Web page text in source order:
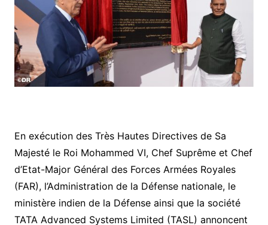
En exécution des Très Hautes Directives de Sa
Majesté le Roi Mohammed VI, Chef Suprême et Chef
d’Etat-Major Général des Forces Armées Royales
(FAR), l’Administration de la Défense nationale, le
ministère indien de la Défense ainsi que la société
TATA Advanced Systems Limited (TASL) annoncent